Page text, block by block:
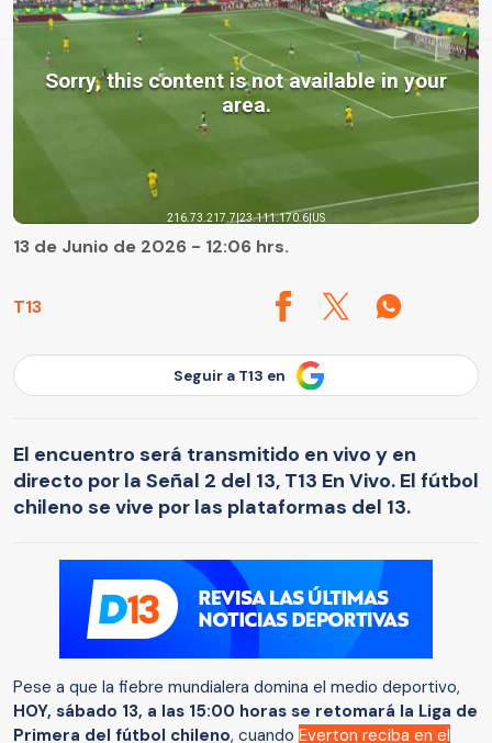
T13
13 de Junio de 2026 - 12:06 hrs.
Seguir a T13 en
El encuentro será transmitido en vivo y en
directo por la Señal 2 del 13, T13 En Vivo. El fútbol
chileno se vive por las plataformas del 13.
Pese a que la fiebre mundialera domina el medio deportivo,
HOY, sábado 13, a las 15:00 horas se retomará la Liga de
Primera del fútbol chileno, cuando Everton reciba en el